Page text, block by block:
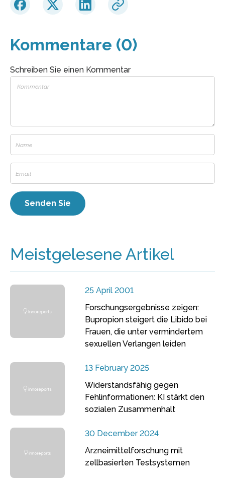
Kommentare (0)
Schreiben Sie einen Kommentar
Meistgelesene Artikel
25 April 2001
Forschungsergebnisse zeigen:
Bupropion steigert die Libido bei
Frauen, die unter vermindertem
sexuellen Verlangen leiden
13 February 2025
Widerstandsfähig gegen
Fehlinformationen: KI stärkt den
sozialen Zusammenhalt
30 December 2024
Arzneimittelforschung mit
zellbasierten Testsystemen